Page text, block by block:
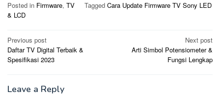
Posted in Firmware, TV Tagged Cara Update Firmware TV Sony LED
& LCD
Post
navigation
Previous post
Daftar TV Digital Terbaik &
Spesifikasi 2023
Next post
Arti Simbol Potensiometer &
Fungsi Lengkap
Leave a Reply